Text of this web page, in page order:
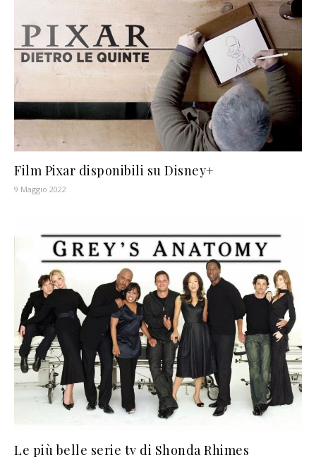
Film Pixar disponibili su Disney+
9 Maggio 2022
Le più belle serie tv di Shonda Rhimes